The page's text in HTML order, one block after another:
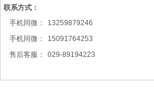
联系方式：
手机同微：
13259879246
手机同微：
15091764253
售后客服：
029-89194223